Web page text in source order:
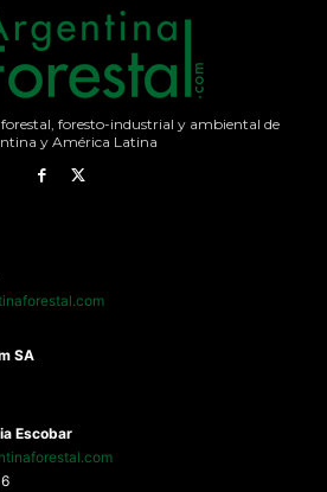
foresto-industrial y ambiental de
y América Latina
SA
Escobar